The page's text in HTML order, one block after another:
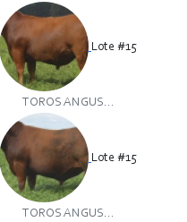
Lote #15
TOROS ANGUS...
Lote #15
TOROS ANGUS...